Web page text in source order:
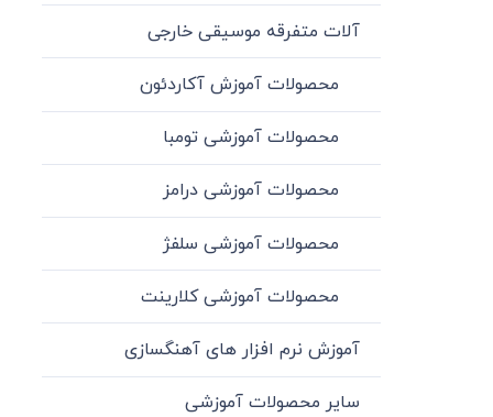
آلات متفرقه موسیقی خارجی
محصولات آموزش آکاردئون
محصولات آموزشی تومبا
محصولات آموزشی درامز
محصولات آموزشی سلفژ
محصولات آموزشی کلارینت
آموزش نرم افزار های آهنگسازی
سایر محصولات آموزشی